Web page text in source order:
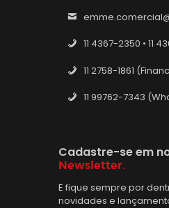
11 4367-2350 • 11
11 2758-1861
11 99762-7343
Cadastre-se em
Newsletter.
E fique sempre por
novidades e